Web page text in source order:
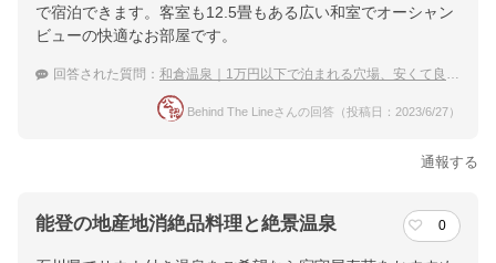
で宿泊できます。客室も12.5畳もある広い和室でオーシャン
ビューの快適なお部屋です。
回答された質問： 和倉温泉｜1万円以下で泊まれる穴場、安くて良い温泉宿のおすすめは？
Behind The Lineさんの回答（投稿日：2023/6/27）
通報する
能登の地産地消絶品料理と絶景温泉 0